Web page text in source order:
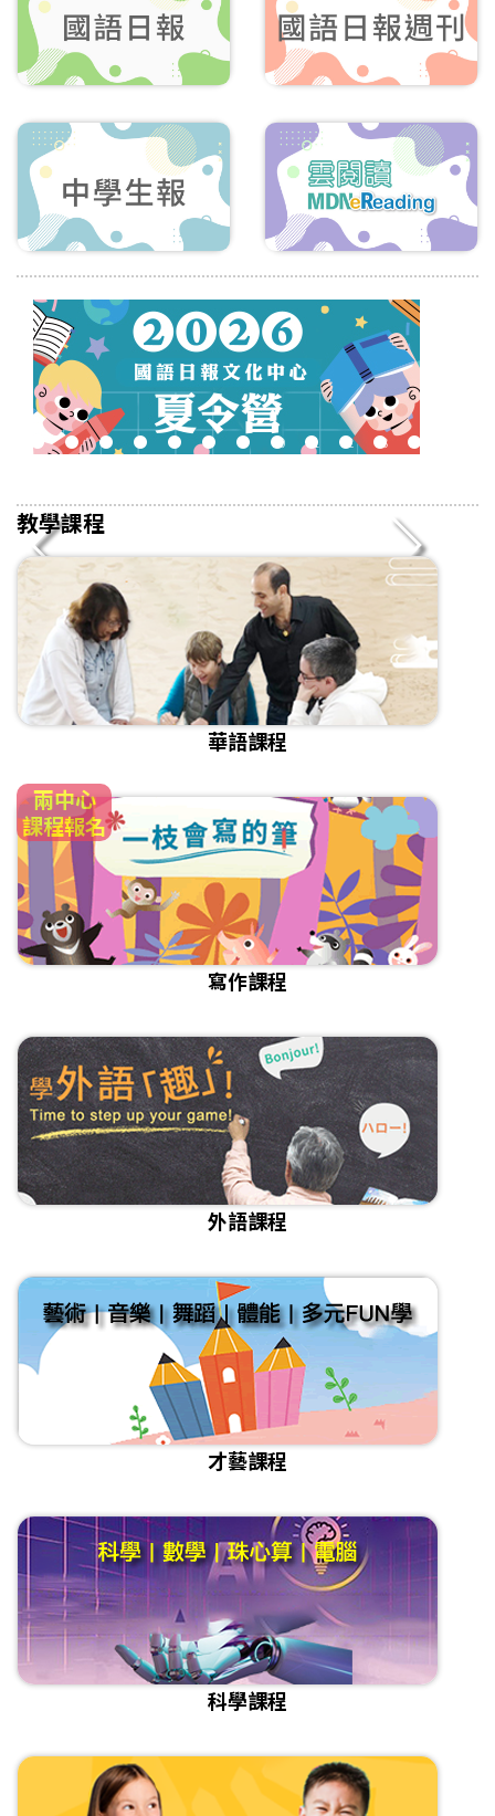
兩中心
課程報名
4 5 6 7 8 9 10 11 12 13 14
教學課程
華語課程
寫作課程
外語課程
才藝課程
科學課程